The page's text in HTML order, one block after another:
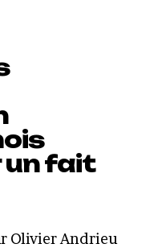
un fait
Olivier Andrieu